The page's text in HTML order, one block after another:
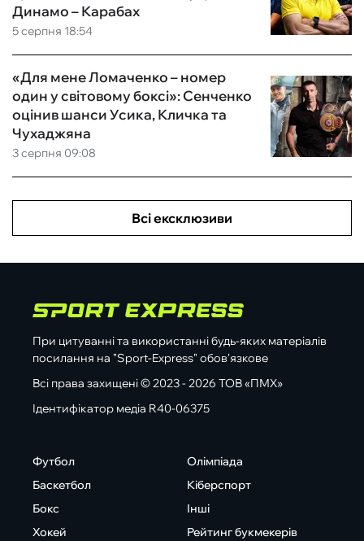
5 серпня 18:54
Динамо – Карабах
3 серпня 09:08
«Для мене Ломаченко – номер
один у світовому боксі»: Сенченко
оцінив шанси Усика, Кличка та
Чухаджяна
Всі ексклюзиви
При цитуванні та використанні будь-яких матеріалів
посилання на "Sport-Express" обов'язкове
Всі права захищені © 2023 - 2026 ТОВ «ПМХ»
Ідентифікатор медіа R40-06375
Футбол
Баскетбол
Бокс
Хокей
Олімпіада
Кіберспорт
Інші
Рейтинг букмекерів